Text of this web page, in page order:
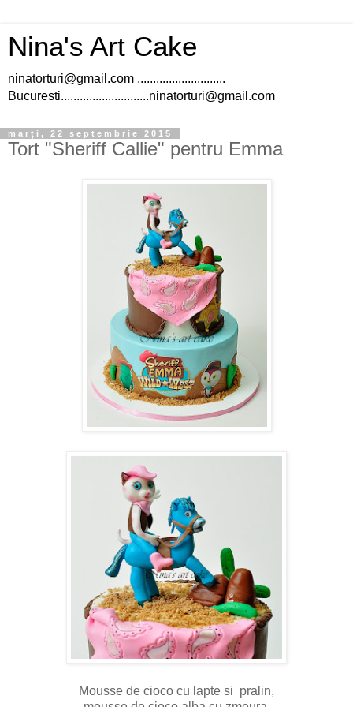
Nina's Art Cake
ninatorturi@gmail.com ............................
Bucuresti............................ninatorturi@gmail.com
marți, 22 septembrie 2015
Tort "Sheriff Callie" pentru Emma
Mousse de cioco cu lapte si pralin,